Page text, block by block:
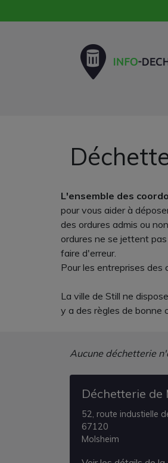
L'ensemble des
pour vous aider à
des ordures admis ou
ordures ne se jettent
faire d'erreur.
Pour les entreprises des
La ville de Still ne
y a des règles de bonne
Aucune déchetterie
Déchetterie de
52, route industielle
67120
Molsheim